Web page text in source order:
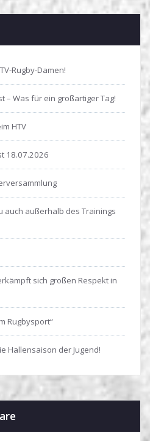
Rugby-Damen!
– Was für ein großartiger Tag!
HTV
18.07.2026
auch außerhalb des Trainings
sich großen Respekt in
Rugbysport“
Hallensaison der Jugend!